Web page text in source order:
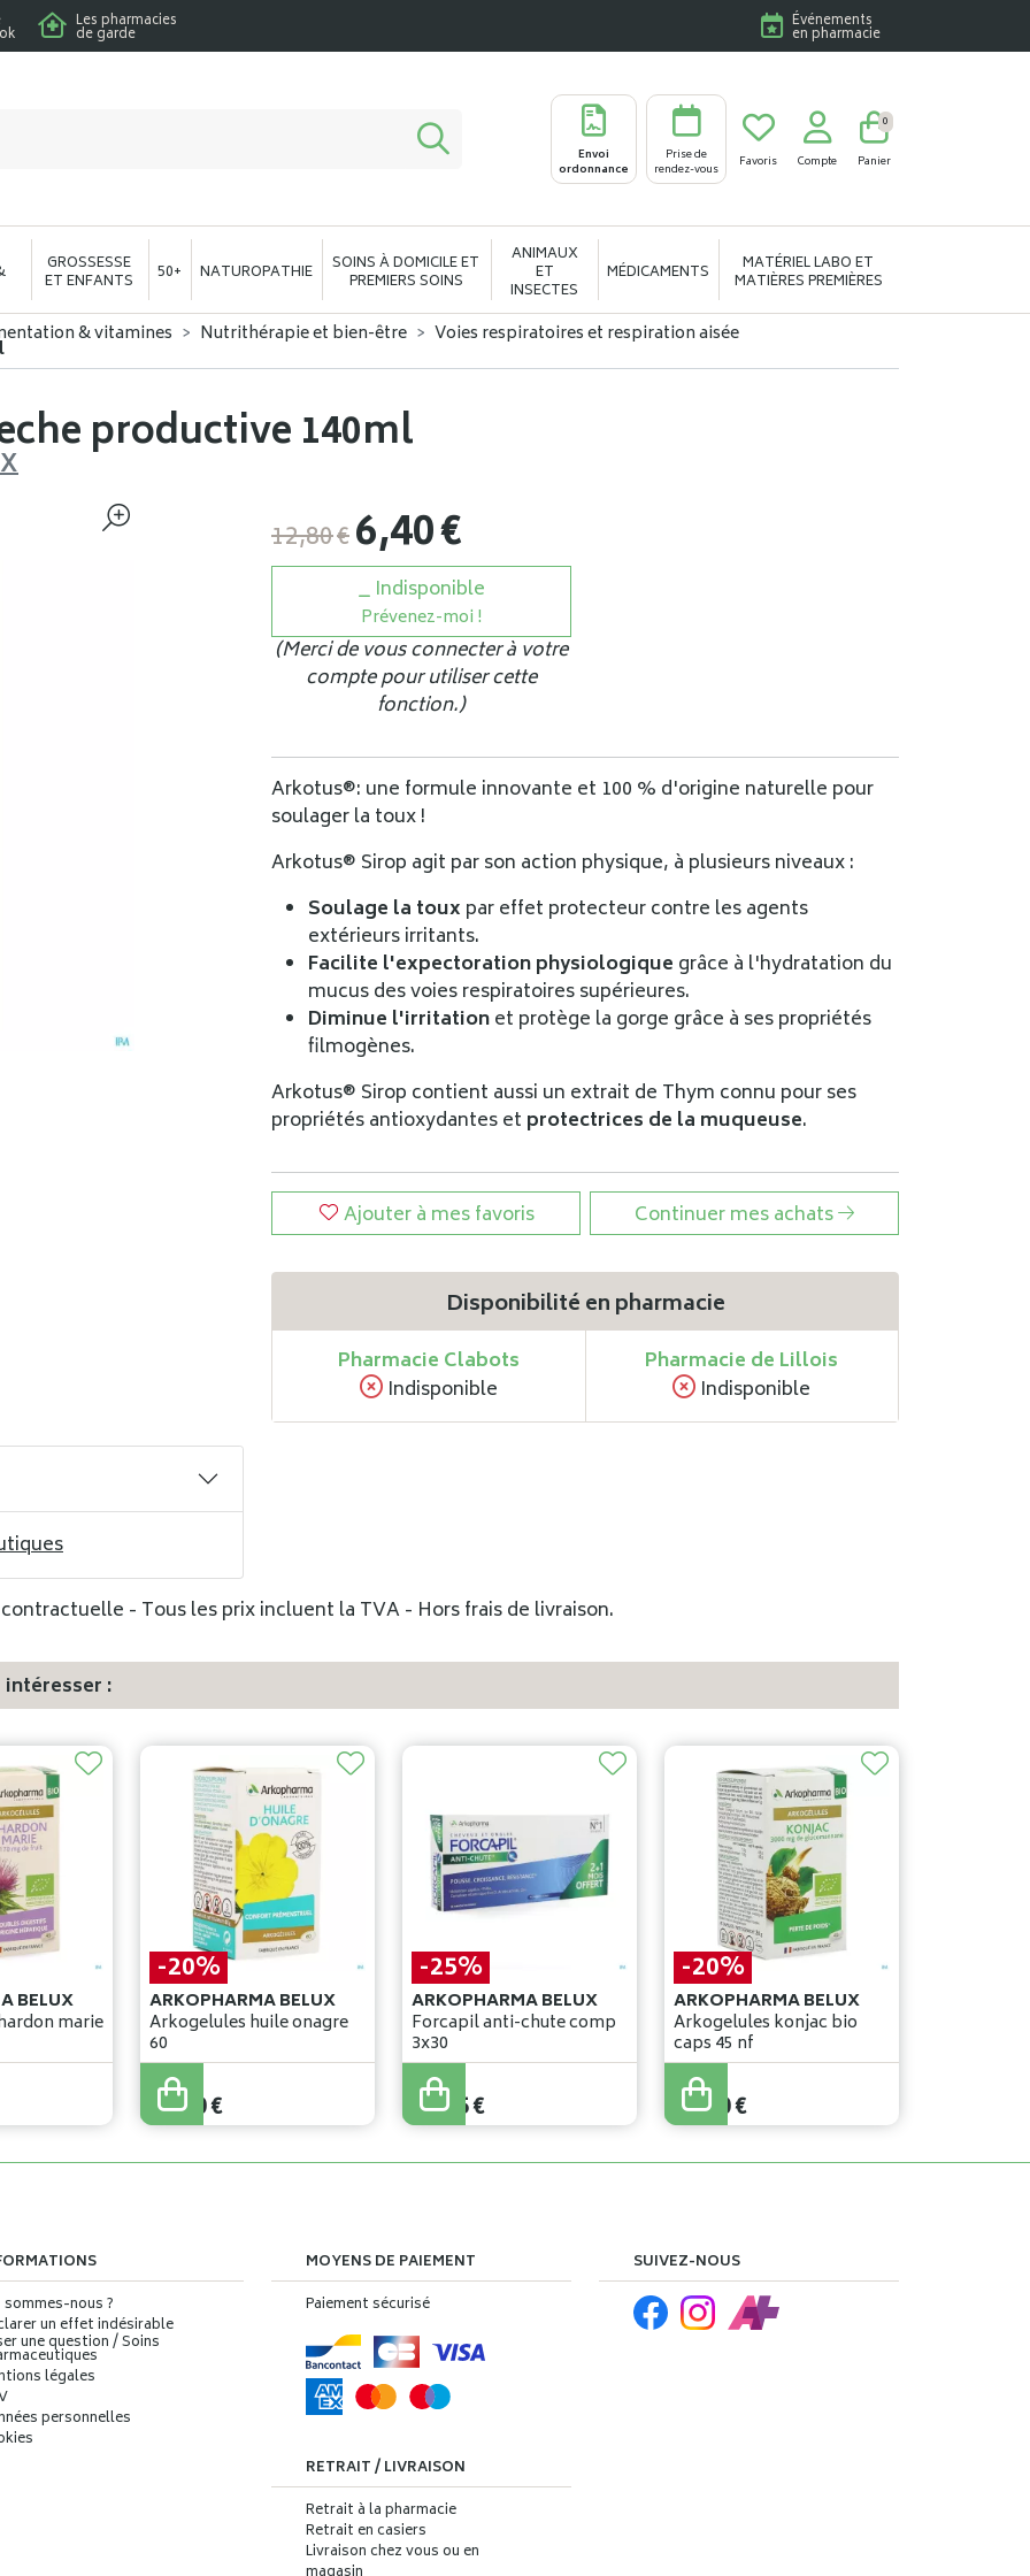
Les pharmacies
de garde
Événements
en pharmacie
Envoi
ordonnance
Prise de
rendez-vous
Favoris Compte Panier
0
GROSSESSE
ET ENFANTS 50+ NATUROPATHIE SOINS À DOMICILE ET
PREMIERS SOINS
ANIMAUX
ET
INSECTES
MÉDICAMENTS MATÉRIEL LABO ET
MATIÈRES PREMIÈRES
& vitamines Nutrithérapie et bien-être Voies respiratoires et respiration aisée
productive 140ml
12,80€6,40€
Indisponible
Prévenez-moi !
(Merci de vous connecter à votre
compte pour utiliser cette
fonction.)
Arkotus®: une formule innovante et 100 % d'origine naturelle pour
soulager la toux !
Arkotus® Sirop agit par son action physique, à plusieurs niveaux :
Soulage la toux par effet protecteur contre les agents
extérieurs irritants.
Facilite l'expectoration physiologique grâce à l'hydratation du
mucus des voies respiratoires supérieures.
Diminue l'irritationet protège la gorge grâce à ses propriétés
filmogènes.
Arkotus® Sirop contient aussi un extrait de Thym connu pour ses
propriétés antioxydantes et protectrices de la muqueuse.
Ajouter à mes favoris Continuer mes achats
Disponibilité en pharmacie
Pharmacie Clabots
Indisponible
Pharmacie de Lillois
Indisponible
- Tous les prix incluent la TVA - Hors frais de livraison.
:
BELUX
marie
-20%
ARKOPHARMA BELUX
Arkogelules huile onagre
60
18,50
14,80€
-25%
ARKOPHARMA BELUX
Forcapil anti-chute comp
3x30
49,67
37,25€
-20%
ARKOPHARMA BELUX
Arkogelules konjac bio
caps 45 nf
18,25
14,60€
sommes-nous ?
un effet indésirable
une question / Soins
légales
personnelles
MOYENS DE PAIEMENT
Paiement sécurisé
RETRAIT / LIVRAISON
Retrait à la pharmacie
Retrait en casiers
Livraison chez vous ou en
SUIVEZ-NOUS